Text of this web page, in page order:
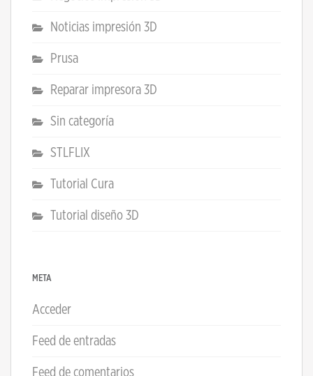
Noticias impresión 3D
Prusa
Reparar impresora 3D
Sin categoría
STLFLIX
Tutorial Cura
Tutorial diseño 3D
META
Acceder
Feed de entradas
Feed de comentarios